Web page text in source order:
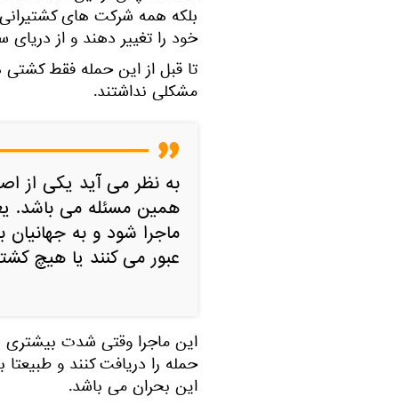
بلکه همه شرکت های
خود را تغییر دهند و از دریای
تا قبل از این حمله فقط کشتی
مشکلی نداشتند.
به نظر می آید یکی از
همین مسئله می باشد.
ماجرا شود و به جهانیان
عبور می کنند یا هیچ
این ماجرا وقتی شدت بیشتری
حمله را دریافت کنند و
این بحران می باشد.